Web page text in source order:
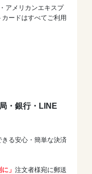
アメリカンエキスプ
ードはすべてご利用
・銀行・LINE
る安心・簡単な決済
」 注文者様宛に郵送